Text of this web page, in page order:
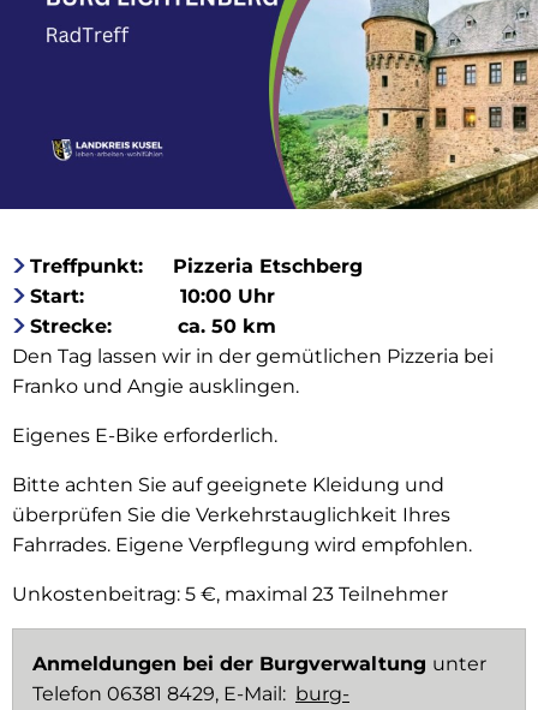
Treffpunkt: Pizzeria Etschberg
Start: 10:00 Uhr
Strecke: ca. 50 km
Den Tag lassen wir in der gemütlichen Pizzeria bei
Franko und Angie ausklingen.
Eigenes E-Bike erforderlich.
Bitte achten Sie auf geeignete Kleidung und
überprüfen Sie die Verkehrstauglichkeit Ihres
Fahrrades. Eigene Verpflegung wird empfohlen.
Unkostenbeitrag: 5 €, maximal 23 Teilnehmer
Anmeldungen bei der Burgverwaltung unter
Telefon 06381 8429, E-Mail: burg-